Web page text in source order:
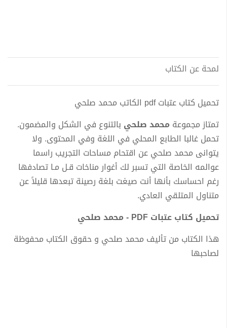
لمحة عن الكتاب
تحميل كتاب عتبات pdf الكاتب محمد صلحي
تمتاز مجموعة محمد صلحي بالتنوع في الشكل والمضمون.
تحمل غالبا الطابع المحلي في اللغة وفي المحتوى. ولا
يتوانى محمد صلحي عن اقتحام مساحات التجريب راسما
عوالمه الخاصة التي تسبر لك أغوار مناخات قـل مـا تصادفها
رغم احساسك بأنها أنت صيغت بلغة رصينة تبعدها قليلاً عن
متناول المتلقي العادي.
تحميل كتاب عتبات PDF - محمد صلحي
هذا الكتاب من تأليف محمد صلحي و حقوق الكتاب محفوظة
لصاحبها